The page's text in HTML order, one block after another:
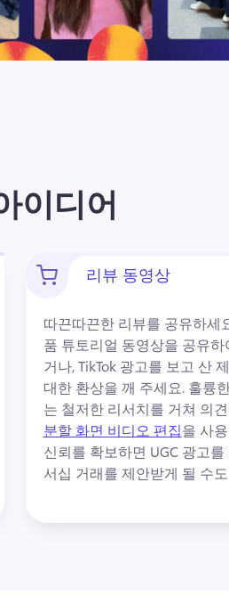
이디어
리뷰 동영상
따끈따끈한 리뷰를 공유하세
품 튜토리얼 동영상을 공유하
거나, TikTok 광고를 보고 산
대한 환상을 깨 주세요. 훌륭
는 철저한 리서치를 거쳐 의
분할 화면 비디오 편집을 사
신뢰를 확보하면 UGC 광고
서십 거래를 제안받게 될 수